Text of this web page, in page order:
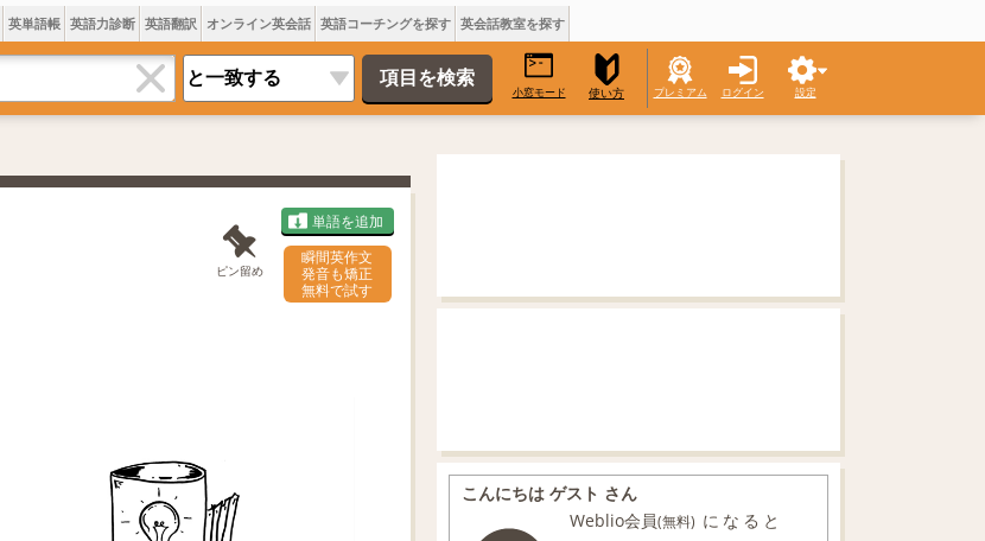
英単語帳 英語力診断 英語翻訳 オンライン英会話 英語コーチングを探す 英会話教室を探す
小窓モード 使い方 プレミアム ログイン 設定
ピン留め
単語を追加
瞬間英作文
発音も矯正
無料で試す
こんにちは ゲスト さん
Weblio会員(無料) になると